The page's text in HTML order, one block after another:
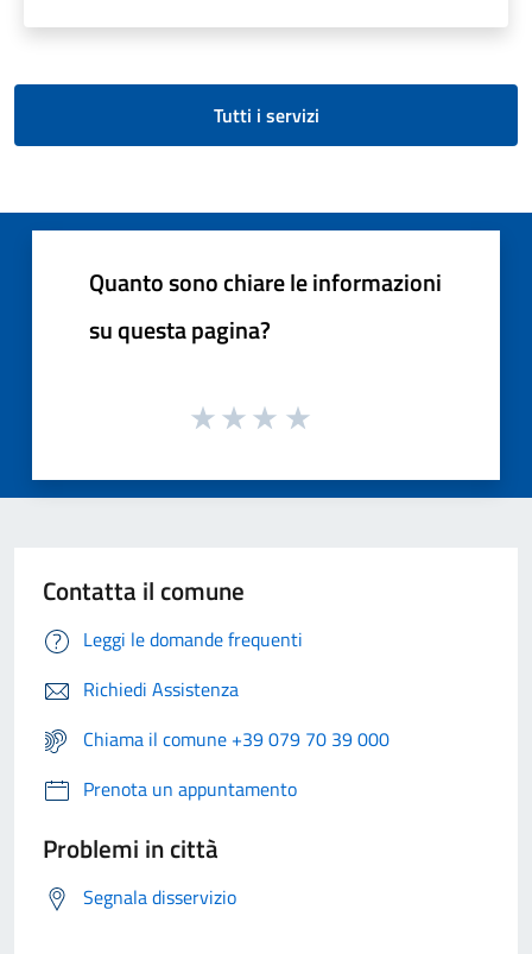
Tutti i servizi
Quanto sono chiare le informazioni
su questa pagina?
Contatta il comune
Leggi le domande frequenti
Richiedi Assistenza
Chiama il comune +39 079 70 39 000
Prenota un appuntamento
Problemi in città
Segnala disservizio